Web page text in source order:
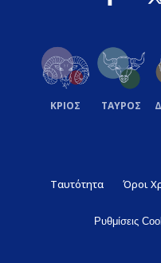
ΚΡΙΟΣ ΤΑΥΡΟΣ
Ταυτότητα Όροι
Ρυθμίσεις